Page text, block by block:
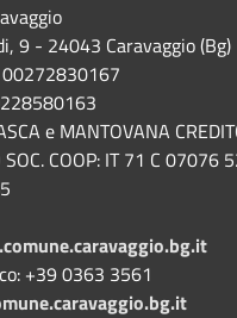
9 - 24043 Caravaggio (Bg)
00272830167
e MANTOVANA
SOC. COOP: IT 71 C 07076
+39 0363 3561